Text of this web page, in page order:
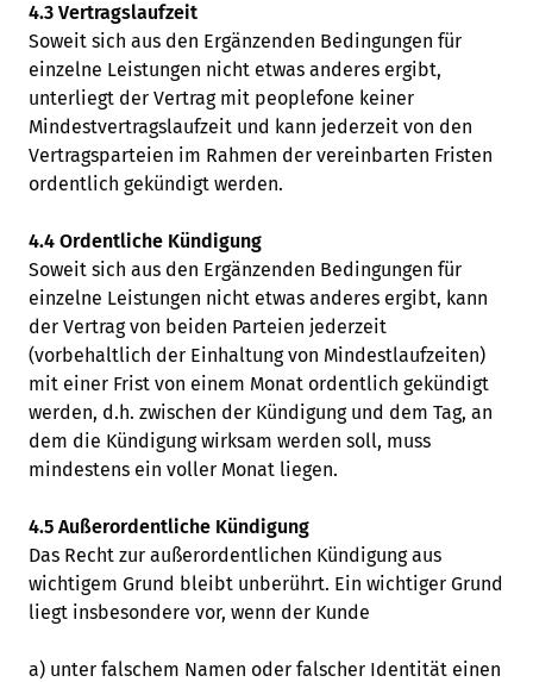
4.3 Vertragslaufzeit
Soweit sich aus den Ergänzenden Bedingungen für
einzelne Leistungen nicht etwas anderes ergibt,
unterliegt der Vertrag mit peoplefone keiner
Mindestvertragslaufzeit und kann jederzeit von den
Vertragsparteien im Rahmen der vereinbarten Fristen
ordentlich gekündigt werden.
4.4 Ordentliche Kündigung
Soweit sich aus den Ergänzenden Bedingungen für
einzelne Leistungen nicht etwas anderes ergibt, kann
der Vertrag von beiden Parteien jederzeit
(vorbehaltlich der Einhaltung von Mindestlaufzeiten)
mit einer Frist von einem Monat ordentlich gekündigt
werden, d.h. zwischen der Kündigung und dem Tag, an
dem die Kündigung wirksam werden soll, muss
mindestens ein voller Monat liegen.
4.5 Außerordentliche Kündigung
Das Recht zur außerordentlichen Kündigung aus
wichtigem Grund bleibt unberührt. Ein wichtiger Grund
liegt insbesondere vor, wenn der Kunde
a) unter falschem Namen oder falscher Identität einen